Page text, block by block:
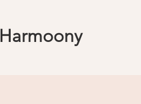
Harmoony